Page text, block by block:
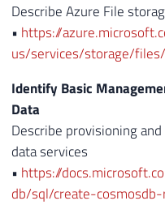
Describe Azure File
• https://
us/services/storage/files/
Identify Basic
Data
Describe provisioning
data services
• https://
db/sql/create-